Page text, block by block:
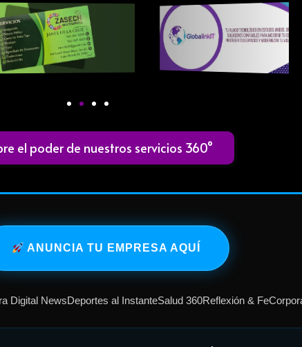
el poder de nuestros servicios 360°
ANUNCIA TU EMPRESA AQUÍ
Digital NewsDeportes al InstanteSalud 360Reflexión & Fe